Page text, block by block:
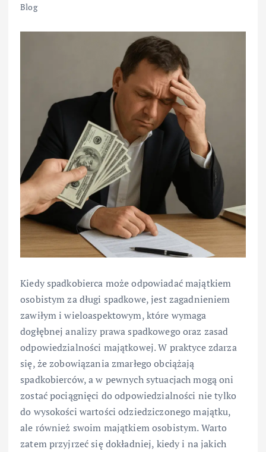
Blog
Kiedy spadkobierca może odpowiadać majątkiem
osobistym za długi spadkowe, jest zagadnieniem
zawiłym i wieloaspektowym, które wymaga
dogłębnej analizy prawa spadkowego oraz zasad
odpowiedzialności majątkowej. W praktyce zdarza
się, że zobowiązania zmarłego obciążają
spadkobierców, a w pewnych sytuacjach mogą oni
zostać pociągnięci do odpowiedzialności nie tylko
do wysokości wartości odziedziczonego majątku,
ale również swoim majątkiem osobistym. Warto
zatem przyjrzeć się dokładniej, kiedy i na jakich